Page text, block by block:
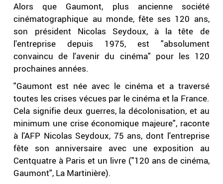
Alors que Gaumont, plus ancienne société
cinématographique au monde, fête ses 120 ans,
son président Nicolas Seydoux, à la tête de
l'entreprise depuis 1975, est "absolument
convaincu de l'avenir du cinéma" pour les 120
prochaines années.
"Gaumont est née avec le cinéma et a traversé
toutes les crises vécues par le cinéma et la France.
Cela signifie deux guerres, la décolonisation, et au
minimum une crise économique majeure", raconte
à l'AFP Nicolas Seydoux, 75 ans, dont l'entreprise
fête son anniversaire avec une exposition au
Centquatre à Paris et un livre ("120 ans de cinéma,
Gaumont", La Martinière).